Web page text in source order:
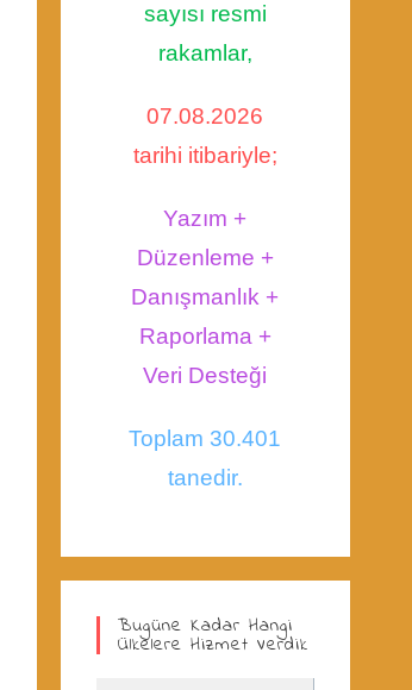
sayısı resmi
rakamlar,
07.08.2026
tarihi itibariyle;
Yazım +
Düzenleme +
Danışmanlık +
Raporlama +
Veri Desteği
Toplam 30.401
tanedir.
Bugüne Kadar Hangi
Ülkelere Hizmet Verdik